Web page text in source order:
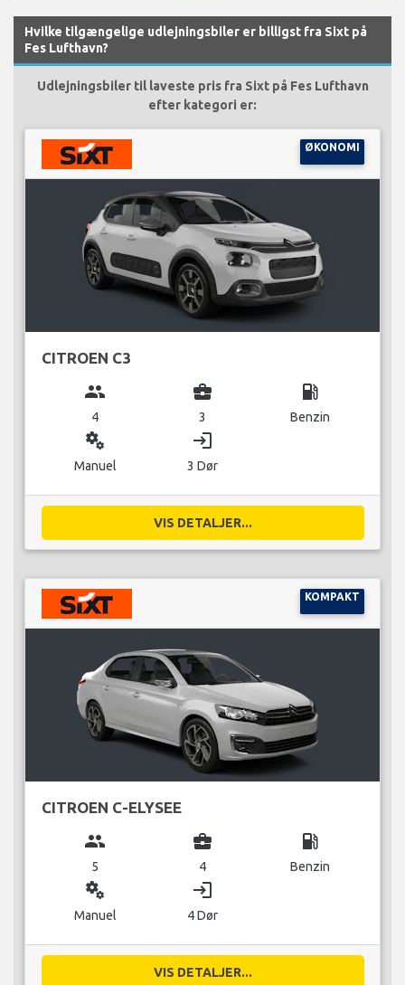
Hvilke tilgængelige udlejningsbiler er billigst fra Sixt på
Fes Lufthavn?
Udlejningsbiler til laveste pris fra Sixt på Fes Lufthavn
efter kategori er:
ØKONOMI
CITROEN C3
group
4
business_center
3
local_gas_station
Benzin
miscellaneous_services
Manuel
login
3 Dør
VIS DETALJER...
KOMPAKT
CITROEN C-ELYSEE
group
5
business_center
4
local_gas_station
Benzin
miscellaneous_services
Manuel
login
4 Dør
VIS DETALJER...